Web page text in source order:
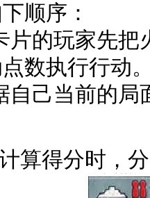
顺序：
的玩家先把
数执行行动
己当前的局
算得分时，